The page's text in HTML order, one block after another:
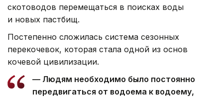
скотоводов перемещаться в поисках воды
и новых пастбищ.
Постепенно сложилась система сезонных
перекочевок, которая стала одной из основ
кочевой цивилизации.
— Людям необходимо было постоянно
передвигаться от водоема к водоему,